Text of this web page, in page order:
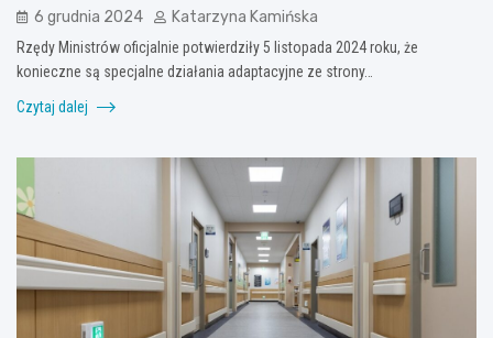
6 grudnia 2024 Katarzyna Kamińska
Rzędy Ministrów oficjalnie potwierdziły 5 listopada 2024 roku, że
konieczne są specjalne działania adaptacyjne ze strony…
Czytaj dalej